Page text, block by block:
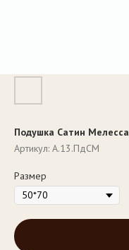
Подушка Сатин Мелесса
Артикул: А.13.ПдСМ
Размер